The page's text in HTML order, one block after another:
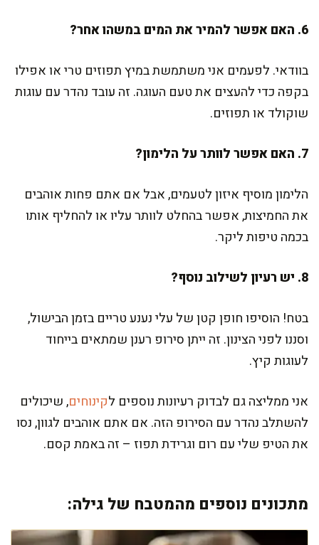
6. האם אפשר להמיר את המים במשהו אחר?
בוודאי. לפעמים אני משתמשת במיץ תפוזים טרי או אפילו
בקפה כדי להעצים את טעם העוגה. זה עובד נהדר עם עוגות
שוקולד או תפוזים.
7. האם אפשר לוותר על הלימון?
הלימון מוסיף איזון לטעמים, אבל אם אתם פחות אוהבים
את החמיצות, אפשר בהחלט לוותר עליו או להחליף אותו
בכמה טיפות ליקר.
8. יש רעיון לשילוב נוסף?
בטח! הוסיפו חופן קטן של עלי נענע טריים בזמן הבישול,
וסננו לפני הצינון. זה ייתן סירופ רענן שמתאים בייחוד
לעוגות קיץ.
אני ממליצה גם לבדוק רעיונות נוספים לקינוחים, שיכולים
להשתלב נהדר עם הסירופ הזה. אם אתם אוהבים לגוון, נסו
את הטיפ שלי עם רום וגרידת תפוז – זה באמת קסם.
מתכונים נוספים מהמטבח של גילה: